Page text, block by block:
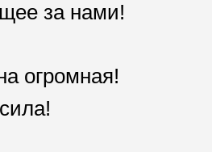
за нами!
огромная!